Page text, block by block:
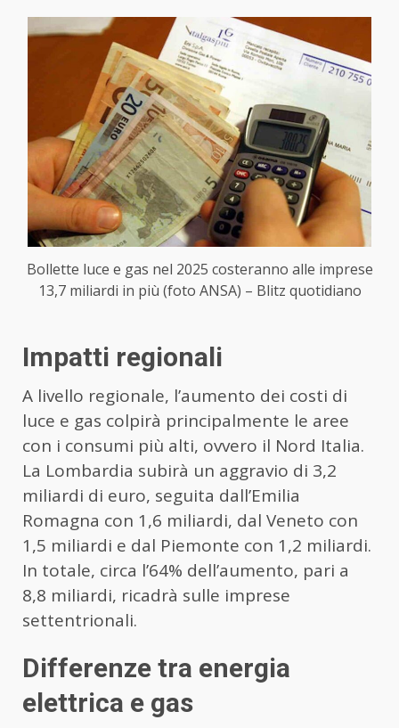
Bollette luce e gas nel 2025 costeranno alle imprese
13,7 miliardi in più (foto ANSA) – Blitz quotidiano
Impatti regionali
A livello regionale, l’aumento dei costi di
luce e gas colpirà principalmente le aree
con i consumi più alti, ovvero il Nord Italia.
La Lombardia subirà un aggravio di 3,2
miliardi di euro, seguita dall’Emilia
Romagna con 1,6 miliardi, dal Veneto con
1,5 miliardi e dal Piemonte con 1,2 miliardi.
In totale, circa l’64% dell’aumento, pari a
8,8 miliardi, ricadrà sulle imprese
settentrionali.
Differenze tra energia
elettrica e gas